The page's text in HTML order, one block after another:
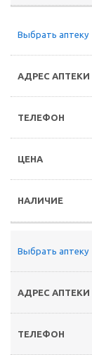
Выбрать аптеку
Выбрать аптеку